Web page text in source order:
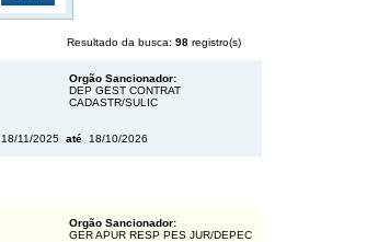
Resultado da busca: 98registro(s)
Orgão Sancionador:
DEP GEST CONTRAT
CADASTR/SULIC
18/11/2025 até
18/10/2026
Orgão Sancionador:
GER APUR RESP PES JUR/DEPEC